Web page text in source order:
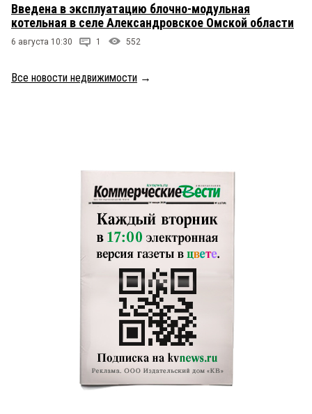
Введена в эксплуатацию блочно-модульная
котельная в селе Александровское Омской области
6 августа 10:30 1 552
Все новости недвижимости →